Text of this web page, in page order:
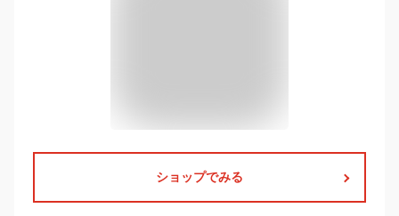
ショップでみる